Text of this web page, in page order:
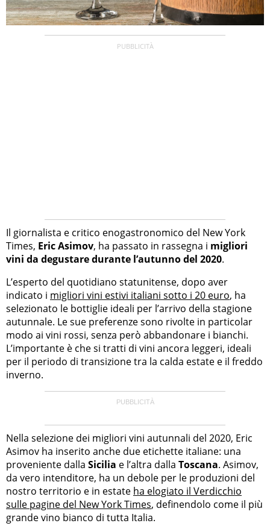
Il giornalista e critico enogastronomico del New York
Times, Eric Asimov, ha passato in rassegna i migliori
vini da degustare durante l’autunno del 2020.
L’esperto del quotidiano statunitense, dopo aver
indicato i migliori vini estivi italiani sotto i 20 euro, ha
selezionato le bottiglie ideali per l’arrivo della stagione
autunnale. Le sue preferenze sono rivolte in particolar
modo ai vini rossi, senza però abbandonare i bianchi.
L’importante è che si tratti di vini ancora leggeri, ideali
per il periodo di transizione tra la calda estate e il freddo
inverno.
Nella selezione dei migliori vini autunnali del 2020, Eric
Asimov ha inserito anche due etichette italiane: una
proveniente dalla Sicilia e l’altra dalla Toscana. Asimov,
da vero intenditore, ha un debole per le produzioni del
nostro territorio e in estate ha elogiato il Verdicchio
sulle pagine del New York Times, definendolo come il più
grande vino bianco di tutta Italia.